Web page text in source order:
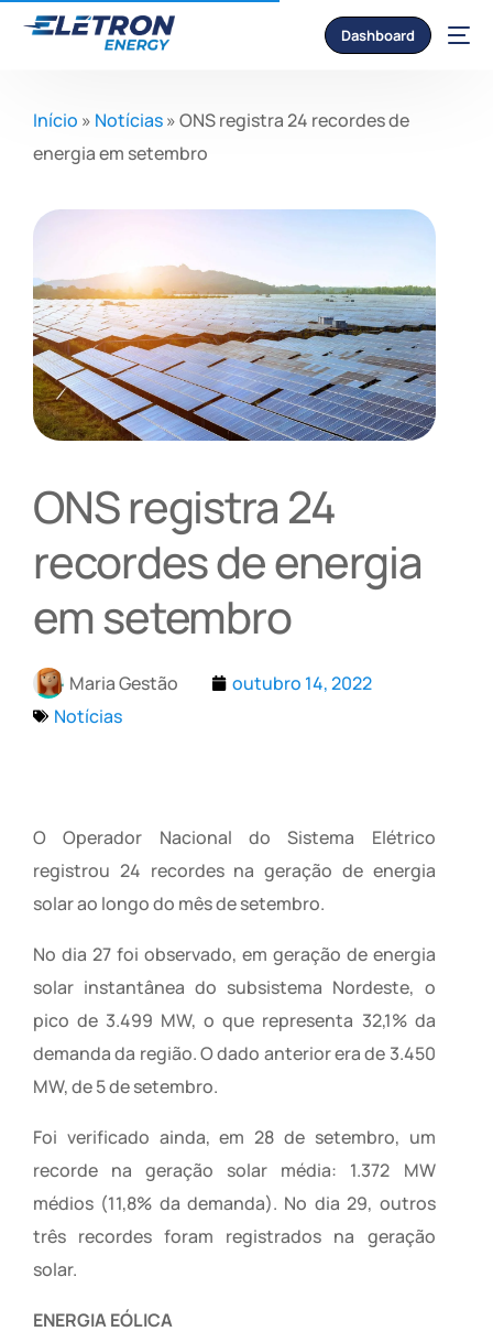
Dashboard
Início » Notícias»ONS registra 24 recordes de
energia em setembro
ONS registra 24
recordes de energia
em setembro
Maria Gestão
outubro 14, 2022
Notícias
O Operador Nacional do Sistema Elétrico
registrou 24 recordes na geração de energia
solar ao longo do mês de setembro.
No dia 27 foi observado, em geração de energia
solar instantânea do subsistema Nordeste, o
pico de 3.499 MW, o que representa 32,1% da
demanda da região. O dado anterior era de 3.450
MW, de 5 de setembro.
Foi verificado ainda, em 28 de setembro, um
recorde na geração solar média: 1.372 MW
médios (11,8% da demanda). No dia 29, outros
três recordes foram registrados na geração
solar.
ENERGIA EÓLICA